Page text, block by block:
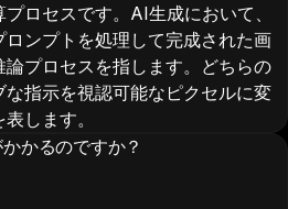
ロセスです。AI生成において、
ンプトを処理して完成された画
プロセスを指します。どちらの
指示を視認可能なピクセルに変
します。
かるのですか？